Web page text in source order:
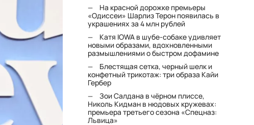
На красной дорожке премьеры
«Одиссеи» Шарлиз Терон появилась в
украшениях за 4 млн рублей
Катя IOWA в шубе-собаке удивляет
новыми образами, вдохновленными
размышлениями о быстром дофамине
Блестящая сетка, черный шелк и
конфетный трикотаж: три образа Кайи
Гербер
Зои Салдана в чёрном плиссе,
Николь Кидман в нюдовых кружевах:
премьера третьего сезона «Спецназ:
Львица»